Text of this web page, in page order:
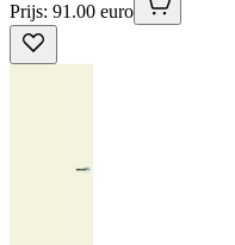
Prijs: 91.00 euro